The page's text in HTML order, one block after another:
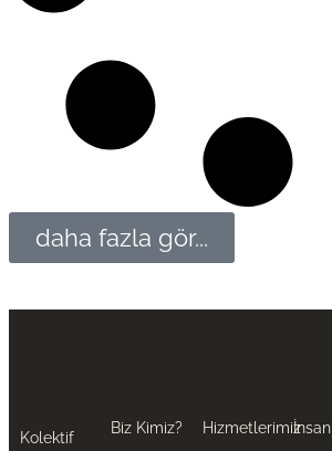
daha fazla gör...
Kolektif
Biz Kimiz?
Hizmetlerimizİnsan